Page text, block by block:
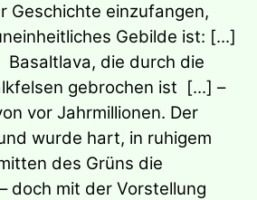
Geschichte einzufangen,
Gebilde ist: [...]
die durch die
gebrochen ist [...] –
vor Jahrmillionen. Der
wurde hart, in ruhigem
des Grüns die
doch mit der Vorstellung